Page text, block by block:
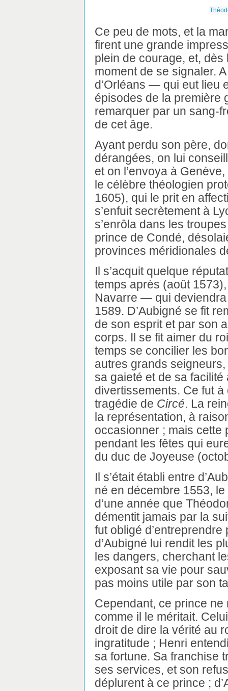
Ce peu de mots, et la
firent une grande
plein de courage, et,
moment de se signaler.
d’Orléans — qui eut lieu
épisodes de la première
remarquer par un sang-
de cet âge.
Ayant perdu son père,
dérangées, on lui
et on l’envoya à
le célèbre théologien
1605), qui le prit en
s’enfuit secrètement à
s’enrôla dans les
prince de Condé,
provinces méridionales
Il s’acquit quelque
temps après (août
Navarre — qui
1589. D’Aubigné se fit
de son esprit et par son
corps. Il se fit aimer du
temps se concilier les
autres grands
sa gaieté et de sa
divertissements. Ce fut
tragédie de Circé. La
la représentation, à
occasionner ; mais cette
pendant les fêtes qui
du duc de Joyeuse
Il s’était établi entre
né en décembre 1553,
d’une année que
démentit jamais par la
fut obligé
d’Aubigné lui rendit les
les dangers, cherchant
exposant sa vie pour
pas moins utile par son
Cependant, ce prince ne
comme il le méritait.
droit de dire la vérité au
ingratitude ; Henri
sa fortune. Sa franchise
ses services, et son
déplurent à ce prince ;